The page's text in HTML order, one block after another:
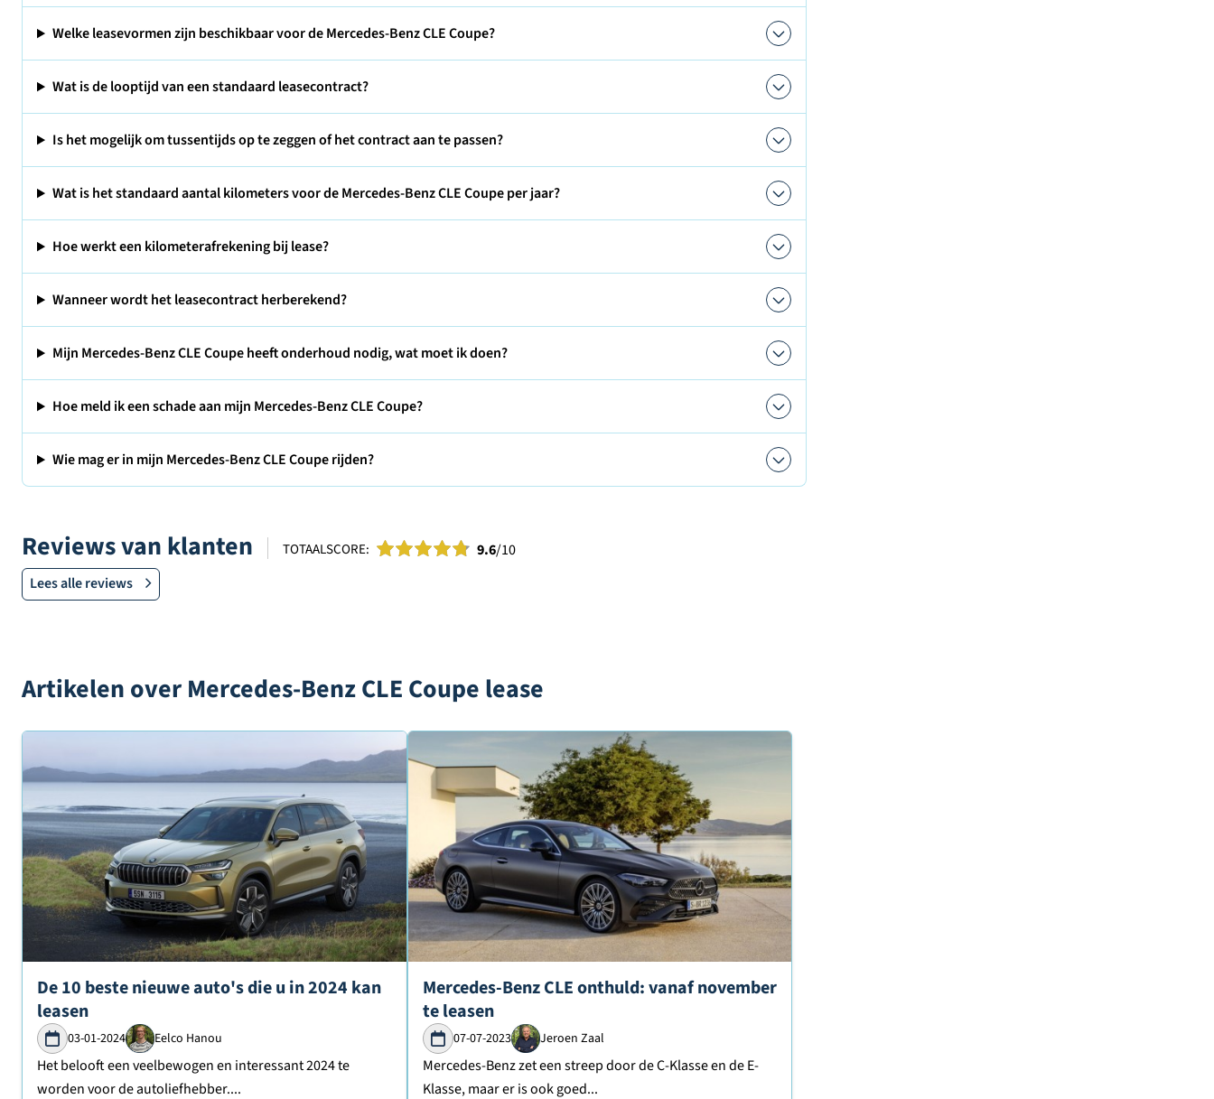
Welke leasevormen zijn beschikbaar voor de Mercedes-Benz CLE Coupe?
Wat is de looptijd van een standaard leasecontract?
Is het mogelijk om tussentijds op te zeggen of het contract aan te passen?
Wat is het standaard aantal kilometers voor de Mercedes-Benz CLE Coupe per jaar?
Hoe werkt een kilometerafrekening bij lease?
Wanneer wordt het leasecontract herberekend?
Mijn Mercedes-Benz CLE Coupe heeft onderhoud nodig, wat moet ik doen?
Hoe meld ik een schade aan mijn Mercedes-Benz CLE Coupe?
Wie mag er in mijn Mercedes-Benz CLE Coupe rijden?
Reviews van klanten TOTAALSCORE: 9.6/10
Lees alle reviews
Artikelen over Mercedes-Benz CLE Coupe lease
Lees verder over
De 10 beste nieuwe auto's die u in 2024 kan
leasen
03-01-2024 Eelco Hanou
Het belooft een veelbewogen en interessant 2024 te
worden voor de autoliefhebber....
Lees verder over
Mercedes-Benz CLE onthuld: vanaf november
te leasen
07-07-2023 Jeroen Zaal
Mercedes-Benz zet een streep door de C-Klasse en de E-
Klasse, maar er is ook goed...